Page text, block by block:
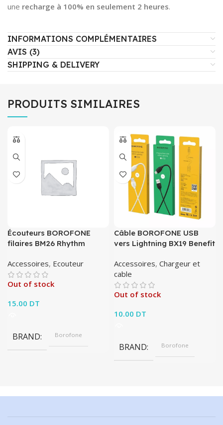
une recharge à 100% en seulement 2 heures.
INFORMATIONS COMPLÉMENTAIRES
AVIS (3)
SHIPPING & DELIVERY
PRODUITS SIMILAIRES
Écouteurs BOROFONE
filaires BM26 Rhythm
Accessoires, Ecouteur
Out of stock
15.00 DT
BRAND Borofone
Câble BOROFONE USB
vers Lightning BX19 Benefit
Accessoires, Chargeur et
cable
Out of stock
10.00 DT
BRAND Borofone